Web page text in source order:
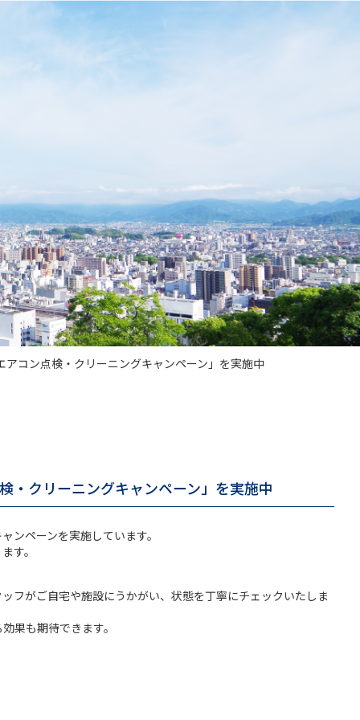
コン点検・クリーニングキャンペーン」を実施中
・クリーニングキャンペーン」を実施中
ンペーンを実施しています。
す。
フがご自宅や施設にうかがい、状態を丁寧にチェックいたしま
果も期待できます。